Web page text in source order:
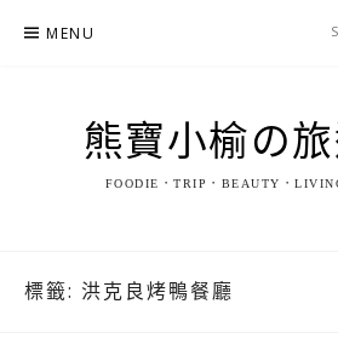
MENU
熊寶小榆の
FOODIE．TRIP．BEAUTY．
標籤: 洪克良烤鴨餐廳